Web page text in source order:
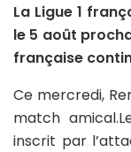
La Ligue 1
le 5 août
française
Ce mercredi,
match
inscrit par